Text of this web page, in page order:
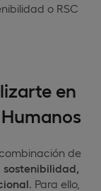
o RSC
en
de
. Para ello,